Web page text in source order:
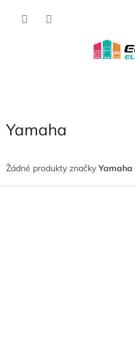
Yamaha
Žádné produkty značky Yamaha